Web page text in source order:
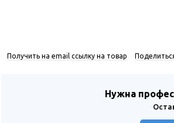
Получить на email ссылку на товар
Нужна